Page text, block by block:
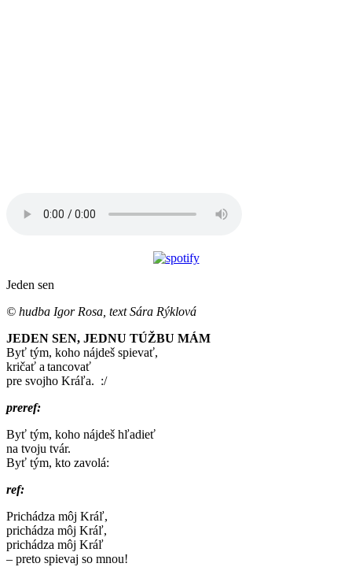
Jeden sen
© hudba Igor Rosa, text Sára Rýklová
JEDEN SEN, JEDNU TÚŽBU MÁM
Byť tým, koho nájdeš spievať,
kričať a tancovať
pre svojho Kráľa. :/
preref:
Byť tým, koho nájdeš hľadieť
na tvoju tvár.
Byť tým, kto zavolá:
ref:
Prichádza môj Kráľ,
prichádza môj Kráľ,
prichádza môj Kráľ
– preto spievaj so mnou!